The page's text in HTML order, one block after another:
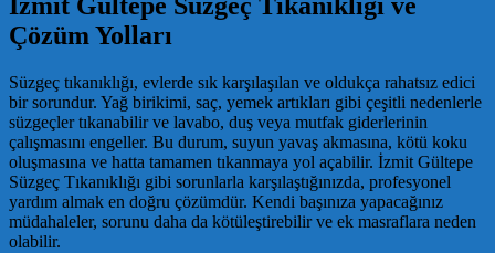
İzmit Gültepe Süzgeç Tıkanıklığı ve
Çözüm Yolları
Süzgeç tıkanıklığı, evlerde sık karşılaşılan ve oldukça rahatsız edici
bir sorundur. Yağ birikimi, saç, yemek artıkları gibi çeşitli nedenlerle
süzgeçler tıkanabilir ve lavabo, duş veya mutfak giderlerinin
çalışmasını engeller. Bu durum, suyun yavaş akmasına, kötü koku
oluşmasına ve hatta tamamen tıkanmaya yol açabilir. İzmit Gültepe
Süzgeç Tıkanıklığı gibi sorunlarla karşılaştığınızda, profesyonel
yardım almak en doğru çözümdür. Kendi başınıza yapacağınız
müdahaleler, sorunu daha da kötüleştirebilir ve ek masraflara neden
olabilir.